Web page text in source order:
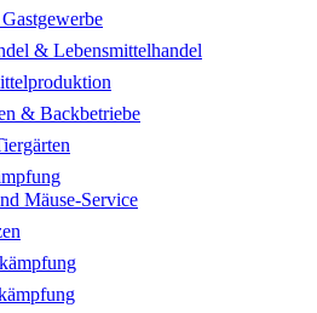
& Lebensmittelhandel
& Backbetriebe
Mäuse-Service